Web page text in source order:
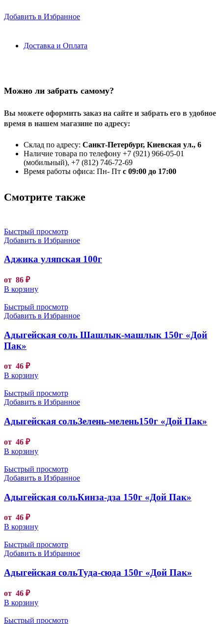
Добавить в Избранное
Доставка и Оплата
Можно ли забрать самому?
Вы можете оформить заказ на сайте и забрать его в удобное
время в нашем магазине по адресу:
Склад по адресу: Санкт-Петербург, Киевская ул., 6
Наличие товара по телефону +7 (921) 966-05-01
(мобильный), +7 (812) 746-72-69
Время работы офиса: Пн- Пт с 09:00 до 17:00
Смотрите также
Быстрый просмотр
Добавить в Избранное
Аджика уляпская 100г
от 86 ₽
В корзину
Быстрый просмотр
Добавить в Избранное
Адыгейская соль Шашлык-машлык 150г «Дой
Пак»
от 46 ₽
В корзину
Быстрый просмотр
Добавить в Избранное
Адыгейская сольЗелень-мелень150г «Дой Пак»
от 46 ₽
В корзину
Быстрый просмотр
Добавить в Избранное
Адыгейская сольКинза-дза 150г «Дой Пак»
от 46 ₽
В корзину
Быстрый просмотр
Добавить в Избранное
Адыгейская сольТуда-сюда 150г «Дой Пак»
от 46 ₽
В корзину
Быстрый просмотр